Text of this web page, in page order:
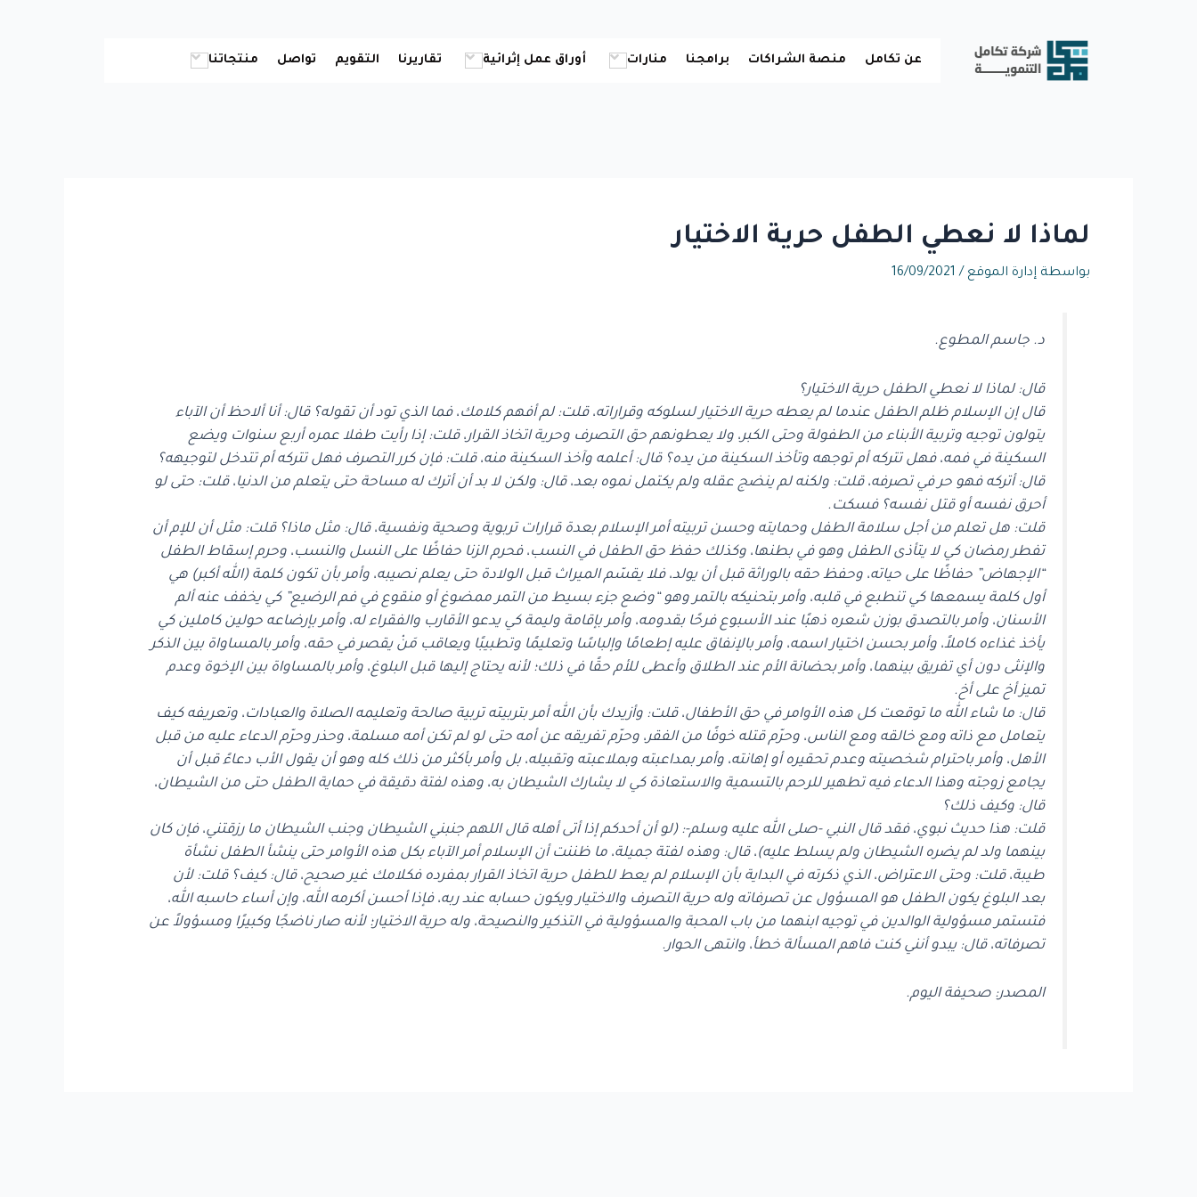
عن تكامل منصة الشراكات برامجنا منارات أوراق عمل إثرائية تقاريرنا التقويم تواصل منتجاتنا
لماذا لا نعطي الطفل حرية الاختيار
بواسطة إدارة الموقع /
16/09/2021
د. جاسم المطوع.
قال: لماذا لا نعطي الطفل حرية الاختيار؟
قال إن الإسلام ظلم الطفل عندما لم يعطه حرية الاختيار لسلوكه وقراراته، قلت: لم أفهم كلامك، فما الذي تود أن تقوله؟ قال: أنا ألاحظ أن الآباء
يتولون توجيه وتربية الأبناء من الطفولة وحتى الكبر، ولا يعطونهم حق التصرف وحرية اتخاذ القرار، قلت: إذا رأيت طفلا عمره أربع سنوات ويضع
السكينة في فمه، فهل تتركه أم توجهه وتأخذ السكينة من يده؟ قال: أعلمه وآخذ السكينة منه، قلت: فإن كرر التصرف فهل تتركه أم تتدخل لتوجيهه؟
قال: أتركه فهو حر في تصرفه، قلت: ولكنه لم ينضج عقله ولم يكتمل نموه بعد، قال: ولكن لا بد أن أترك له مساحة حتى يتعلم من الدنيا، قلت: حتى لو
أحرق نفسه أو قتل نفسه؟ فسكت.
قلت: هل تعلم من أجل سلامة الطفل وحمايته وحسن تربيته أمر الإسلام بعدة قرارات تربوية وصحية ونفسية، قال: مثل ماذا؟ قلت: مثل أن للإم أن
تفطر رمضان كي لا يتأذى الطفل وهو في بطنها، وكذلك حفظ حق الطفل في النسب، فحرم الزنا حفاظًا على النسل والنسب، وحرم إسقاط الطفل
“الإجهاض” حفاظًا على حياته، وحفظ حقه بالوراثة قبل أن يولد، فلا يقسّم الميراث قبل الولادة حتى يعلم نصيبه، وأمر بأن تكون كلمة (الله أكبر) هي
أول كلمة يسمعها كي تنطبع في قلبه، وأمر بتحنيكه بالتمر وهو “وضع جزء بسيط من التمر ممضوغ أو منقوع في فم الرضيع” كي يخفف عنه ألم
الأسنان، وأمر بالتصدق بوزن شعره ذهبًا عند الأسبوع فرحًا بقدومه، وأمر بإقامة وليمة كي يدعو الأقارب والفقراء له، وأمر بإرضاعه حولين كاملين كي
يأخذ غذاءه كاملاً، وأمر بحسن اختيار اسمه، وأمر بالإنفاق عليه إطعامًا وإلباسًا وتعليمًا وتطبيبًا ويعاقب مَنْ يقصر في حقه، وأمر بالمساواة بين الذكر
والإنثى دون أي تفريق بينهما، وأمر بحضانة الأم عند الطلاق وأعطى للأم حقًا في ذلك؛ لأنه يحتاج إليها قبل البلوغ، وأمر بالمساواة بين الإخوة وعدم
تميز أخ على أخ.
قال: ما شاء الله ما توقعت كل هذه الأوامر في حق الأطفال، قلت: وأزيدك بأن الله أمر بتربيته تربية صالحة وتعليمه الصلاة والعبادات، وتعريفه كيف
يتعامل مع ذاته ومع خالقه ومع الناس، وحرّم قتله خوفًا من الفقر، وحرّم تفريقه عن أمه حتى لو لم تكن أمه مسلمة، وحذر وحرّم الدعاء عليه من قبل
الأهل، وأمر باحترام شخصيته وعدم تحقيره أو إهانته، وأمر بمداعبته وبملاعبته وتقبيله، بل وأمر بأكثر من ذلك كله وهو أن يقول الأب دعاءً قبل أن
يجامع زوجته وهذا الدعاء فيه تطهير للرحم بالتسمية والاستعاذة كي لا يشارك الشيطان به، وهذه لفتة دقيقة في حماية الطفل حتى من الشيطان،
قال: وكيف ذلك؟
قلت: هذا حديث نبوي، فقد قال النبي -صلى الله عليه وسلم-: (لو أن أحدكم إذا أتى أهله قال اللهم جنبني الشيطان وجنب الشيطان ما رزقتني، فإن كان
بينهما ولد لم يضره الشيطان ولم يسلط عليه)، قال: وهذه لفتة جميلة، ما ظننت أن الإسلام أمر الآباء بكل هذه الأوامر حتى ينشأ الطفل نشأة
طيبة، قلت: وحتى الاعتراض، الذي ذكرته في البداية بأن الإسلام لم يعط للطفل حرية اتخاذ القرار بمفرده فكلامك غير صحيح، قال: كيف؟ قلت: لأن
بعد البلوغ يكون الطفل هو المسؤول عن تصرفاته وله حرية التصرف والاختيار ويكون حسابه عند ربه، فإذا أحسن أكرمه الله، وإن أساء حاسبه الله،
فتستمر مسؤولية الوالدين في توجيه ابنهما من باب المحبة والمسؤولية في التذكير والنصيحة، وله حرية الاختيار؛ لأنه صار ناضجًا وكبيرًا ومسؤولاً عن
تصرفاته، قال: يبدو أنني كنت فاهم المسألة خطأ، وانتهى الحوار.
المصدر: صحيفة اليوم.